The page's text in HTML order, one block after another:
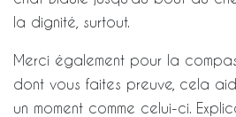
la dignité, surtout.
Merci également pour la
dont vous faites preuve, cela
un moment comme celui-ci.